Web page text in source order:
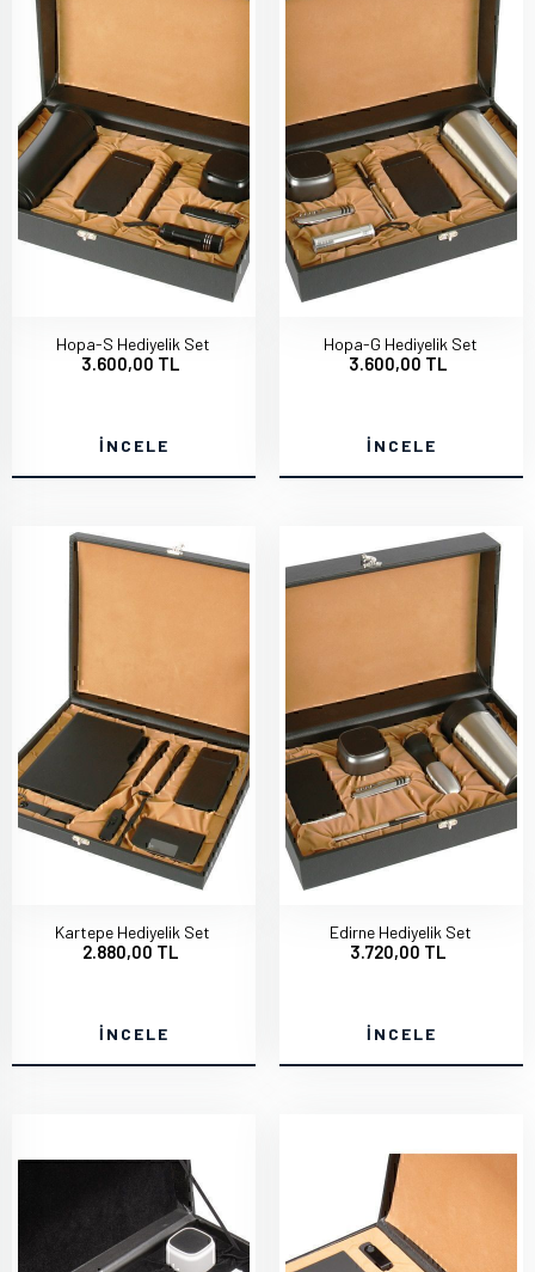
Hopa-S Hediyelik Set
3.600,00 TL
İNCELE
Hopa-G Hediyelik Set
3.600,00 TL
İNCELE
Kartepe Hediyelik Set
2.880,00 TL
İNCELE
Edirne Hediyelik Set
3.720,00 TL
İNCELE